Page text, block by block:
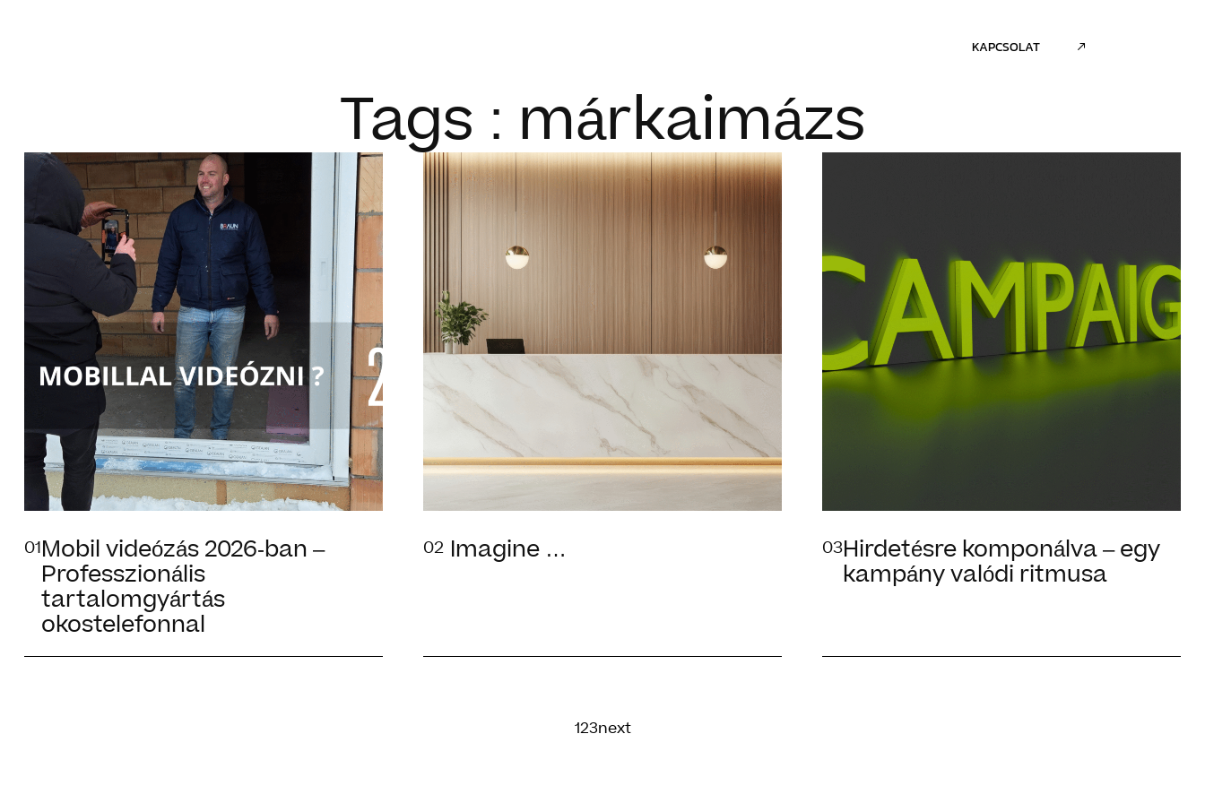
KAPCSOLAT
Tags : márkaimázs
01Mobil videózás 2026-ban –
Professzionális
tartalomgyártás
okostelefonnal
02 Imagine … 03Hirdetésre komponálva – egy
kampány valódi ritmusa
123next